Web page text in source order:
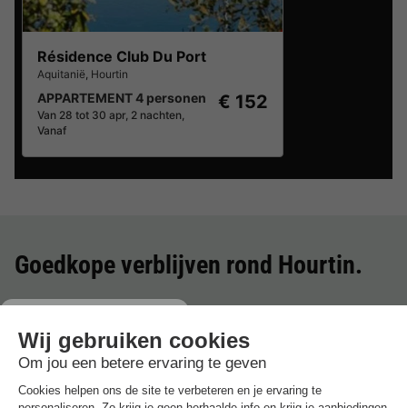
Résidence Club Du Port
Aquitanië, Hourtin
APPARTEMENT 4 personen
Van 28 tot 30 apr, 2 nachten,
Vanaf
€ 152
Goedkope verblijven rond Hourtin.
Frankrijk-Aquitanië-Hourtin